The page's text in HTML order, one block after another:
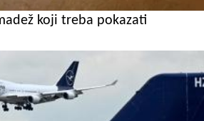
koji treba pokazati